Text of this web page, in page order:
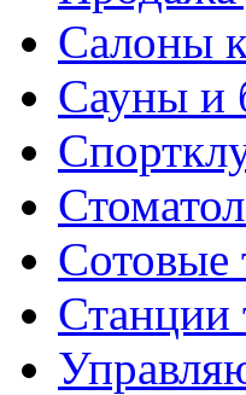
Салоны
Сауны и
Сотовые
Станции